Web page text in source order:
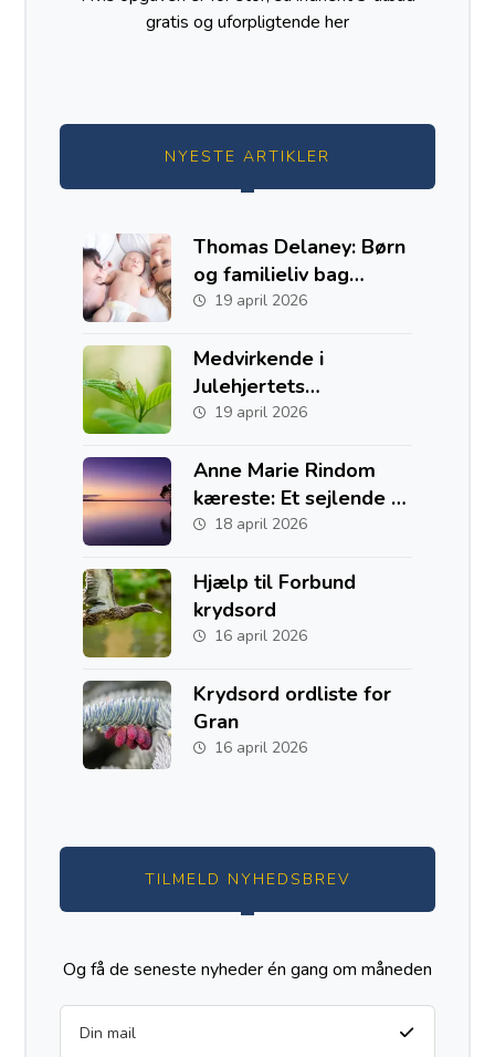
gratis og uforpligtende her
NYESTE ARTIKLER
Thomas Delaney: Børn
og familieliv bag
fodboldkarrieren
19 april 2026
Medvirkende i
Julehjertets
Hemmelighed
19 april 2026
Anne Marie Rindom
kæreste: Et sejlende liv
med to hjem i Danmark
18 april 2026
Hjælp til Forbund
krydsord
16 april 2026
Krydsord ordliste for
Gran
16 april 2026
TILMELD NYHEDSBREV
Og få de seneste nyheder én gang om måneden